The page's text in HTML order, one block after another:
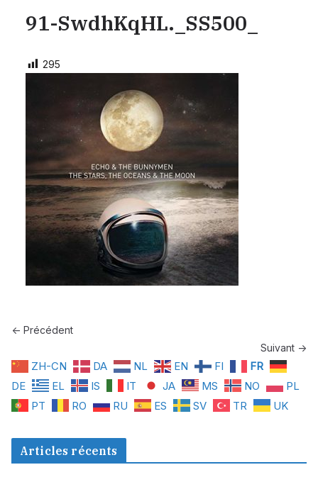
91-SwdhKqHL._SS500_
295
← Précédent
Suivant →
ZH-CN DA NL EN FI
FR
DE
EL IS IT JA MS NO
PL
PT
RO RU ES SV TR UK
Articles récents